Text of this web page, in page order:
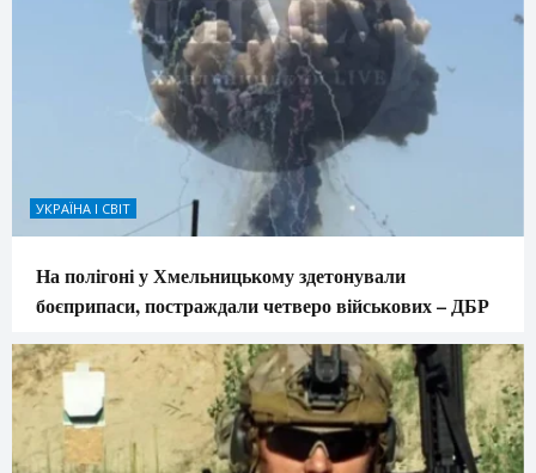
УКРАЇНА І СВІТ
На полігоні у Хмельницькому здетонували
боєприпаси, постраждали четверо військових – ДБР